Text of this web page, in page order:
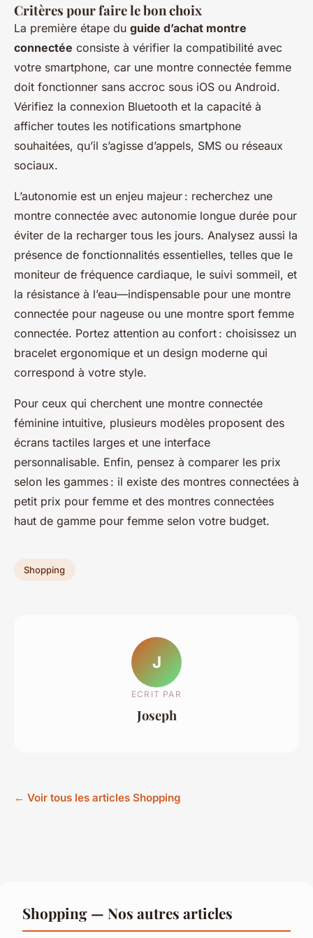
Critères pour faire le bon choix
La première étape du guide d’achat montre
connectée consiste à vérifier la compatibilité avec
votre smartphone, car une montre connectée femme
doit fonctionner sans accroc sous iOS ou Android.
Vérifiez la connexion Bluetooth et la capacité à
afficher toutes les notifications smartphone
souhaitées, qu’il s’agisse d’appels, SMS ou réseaux
sociaux.
L’autonomie est un enjeu majeur : recherchez une
montre connectée avec autonomie longue durée pour
éviter de la recharger tous les jours. Analysez aussi la
présence de fonctionnalités essentielles, telles que le
moniteur de fréquence cardiaque, le suivi sommeil, et
la résistance à l’eau—indispensable pour une montre
connectée pour nageuse ou une montre sport femme
connectée. Portez attention au confort : choisissez un
bracelet ergonomique et un design moderne qui
correspond à votre style.
Pour ceux qui cherchent une montre connectée
féminine intuitive, plusieurs modèles proposent des
écrans tactiles larges et une interface
personnalisable. Enfin, pensez à comparer les prix
selon les gammes : il existe des montres connectées à
petit prix pour femme et des montres connectées
haut de gamme pour femme selon votre budget.
Shopping
J
ECRIT PAR
Joseph
← Voir tous les articles Shopping
Shopping — Nos autres articles